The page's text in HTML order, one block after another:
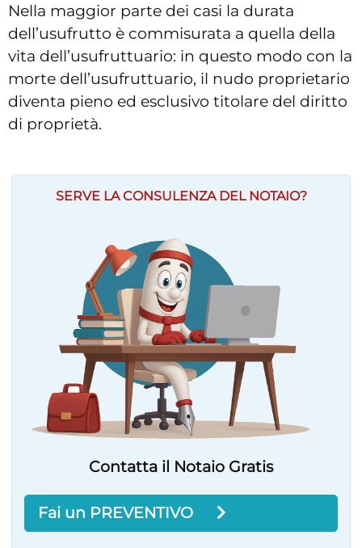
Nella maggior parte dei casi la durata
dell’usufrutto è commisurata a quella della
vita dell’usufruttuario: in questo modo con la
morte dell’usufruttuario, il nudo proprietario
diventa pieno ed esclusivo titolare del diritto
di proprietà.
SERVE LA CONSULENZA DEL NOTAIO?
Contatta il Notaio Gratis
Fai un PREVENTIVO